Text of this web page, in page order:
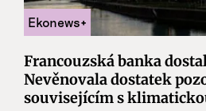
Francouzská banka
Nevěnovala dostatek
souvisejícím s